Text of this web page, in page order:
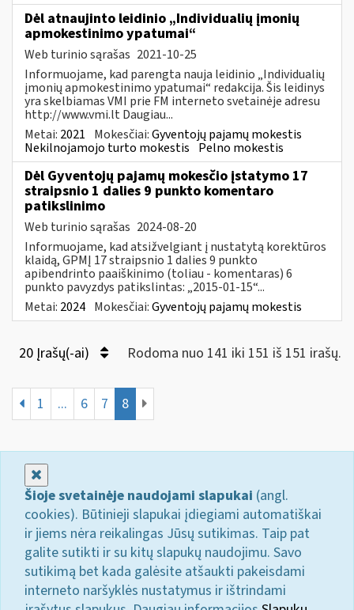
Dėl atnaujinto leidinio „Individualių įmonių
apmokestinimo ypatumai“
Web turinio sąrašas 2021-10-25
Informuojame, kad parengta nauja leidinio „Individualių
įmonių apmokestinimo ypatumai“ redakcija. Šis leidinys
yra skelbiamas VMI prie FM interneto svetainėje adresu
http://www.vmi.lt Daugiau...
Metai: 2021 Mokesčiai:Gyventojų pajamų mokestis
Nekilnojamojo turto mokestis Pelno mokestis
Dėl Gyventojų pajamų mokesčio įstatymo 17
straipsnio 1 dalies 9 punkto komentaro
patikslinimo
Web turinio sąrašas 2024-08-20
Informuojame, kad atsižvelgiant į nustatytą korektūros
klaidą, GPMĮ 17 straipsnio 1 dalies 9 punkto
apibendrinto paaiškinimo (toliau - komentaras) 6
punkto pavyzdys patikslintas: „2015-01-15“...
Metai: 2024 Mokesčiai:Gyventojų pajamų mokestis
20 Įrašų(-ai) Rodoma nuo 141 iki 151 iš 151 irašų.
1 ... 6 7 8
Šioje svetainėje naudojami slapukai (angl.
cookies). Būtinieji slapukai įdiegiami automatiškai
ir jiems nėra reikalingas Jūsų sutikimas. Taip pat
galite sutikti ir su kitų slapukų naudojimu. Savo
sutikimą bet kada galėsite atšaukti pakeisdami
interneto naršyklės nustatymus ir ištrindami